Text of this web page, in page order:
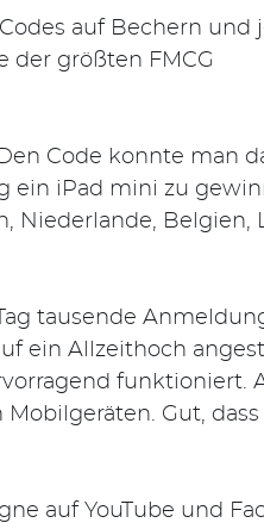
auf Bechern und
der größten FMCG
Code konnte man
ein iPad mini zu
Niederlande, Belgien,
tausende
ein Allzeithoch
funktioniert.
Gut,
auf YouTube und